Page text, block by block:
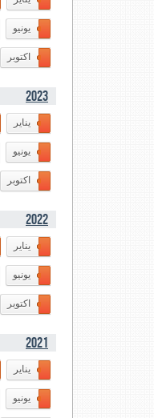
يونيو
اكتوبر
2023
يناير
يونيو
اكتوبر
2022
يناير
يونيو
اكتوبر
2021
يناير
يونيو